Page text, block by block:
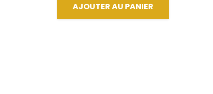
AJOUTER AU PANIER